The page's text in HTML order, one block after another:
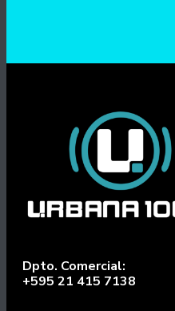
Dpto. Comercial:
+595 21 415 7138